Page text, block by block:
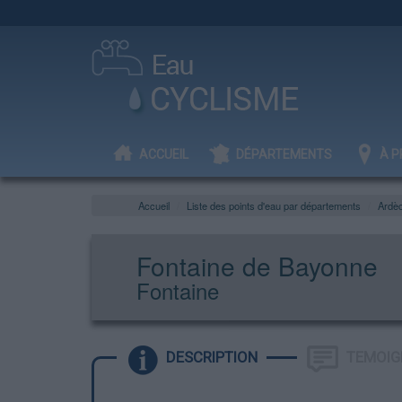
ACCUEIL DÉPARTEMENTS À
Accueil Liste des points d'eau par départements
Fontaine de Bayonne
Fontaine
DESCRIPTION